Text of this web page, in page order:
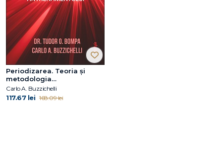
Periodizarea. Teoria și
metodologia
antrenamentului
Carlo A. Buzzichelli
117.67 lei 168.09 lei